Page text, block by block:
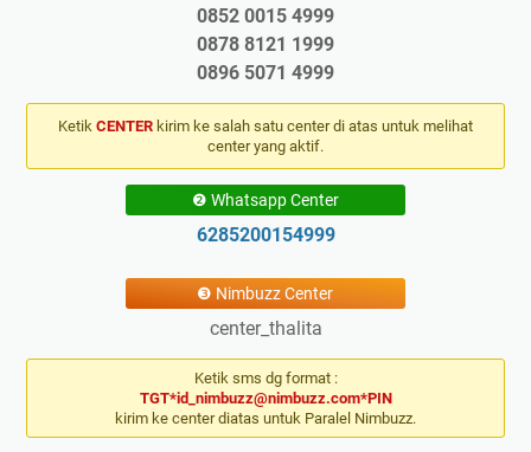
0852 0015 4999
0878 8121 1999
0896 5071 4999
Ketik CENTER kirim ke salah satu center di atas untuk melihat
center yang aktif.
❷ Whatsapp Center
6285200154999
❸ Nimbuzz Center
center_thalita
Ketik sms dg format :
TGT*id_nimbuzz@nimbuzz.com*PIN
kirim ke center diatas untuk Paralel Nimbuzz.